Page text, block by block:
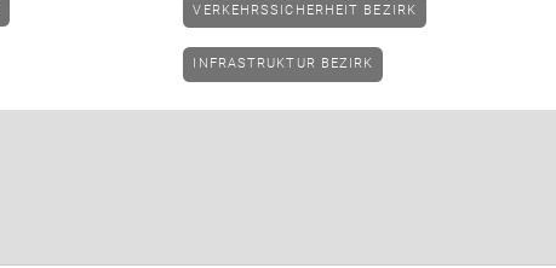
VERKEHRSSICHERHEIT BEZIRK
INFRASTRUKTUR BEZIRK